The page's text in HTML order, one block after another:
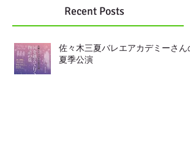
Recent Posts
佐々木三夏バレエアカデミーさんの
夏季公演